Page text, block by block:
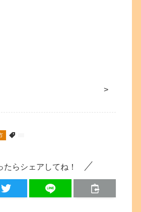
>
たらシェアしてね！